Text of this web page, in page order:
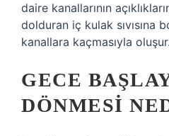
daire kanallarının
dolduran iç kulak sıvısına
kanallara kaçmasıyla oluşur.
GECE
DÖNMESI